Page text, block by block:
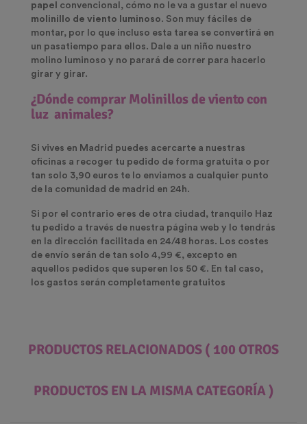
papel
convencional, cómo no le va a gustar el nuevo
molinillo de viento luminoso. Son muy fáciles de
montar, por lo que incluso esta tarea se convertirá en
un pasatiempo para ellos. Dale a un niño nuestro
molino luminoso y no parará de correr para hacerlo
girar y girar.
¿Dónde comprar Molinillos de viento con
luz animales?
Si vives en Madrid puedes acercarte a nuestras
oficinas a recoger tu pedido de forma gratuita o por
tan solo 3,90 euros te lo enviamos a cualquier punto
de la comunidad de madrid en 24h.
Si por el contrario eres de otra ciudad, tranquilo Haz
tu pedido a través de nuestra página web y lo tendrás
en la dirección facilitada en 24/48 horas. Los costes
de envío serán de tan solo 4,99 €, excepto en
aquellos pedidos que superen los 50 €. En tal caso,
los gastos serán completamente gratuitos
PRODUCTOS RELACIONADOS ( 100 OTROS
PRODUCTOS EN LA MISMA CATEGORÍA )